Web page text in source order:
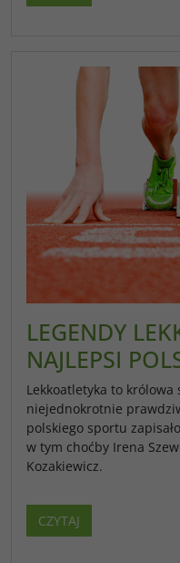
LEGENDY
NAJLEPSI
Lekkoatletyka to
niejednokrotnie
polskiego sportu
w tym choćby Irena
Kozakiewicz.
CZYTAJ